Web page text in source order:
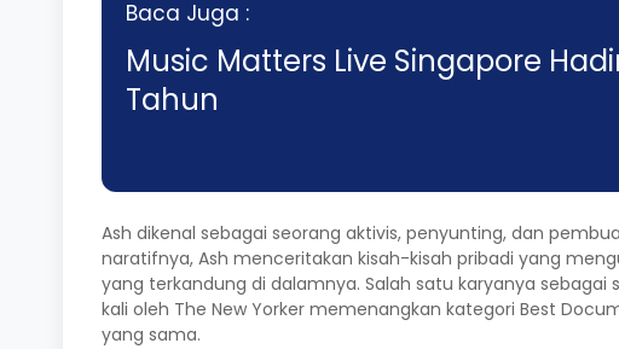
Baca Juga :
Music Matters Live Singapore
Tahun
Ash dikenal sebagai seorang aktivis, penyunting, dan
naratifnya, Ash menceritakan kisah-kisah pribadi yang
yang terkandung di dalamnya. Salah satu karyanya
kali oleh The New Yorker memenangkan kategori Best
yang sama.